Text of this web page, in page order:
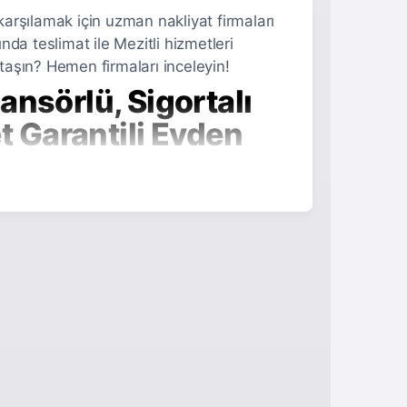
için uzman nakliyat firmaları
teslimat ile Mezitli hizmetleri
Hemen firmaları inceleyin!
Sigortalı
Garantili Evden
tercih ettiği bölgelerden biri olmasının